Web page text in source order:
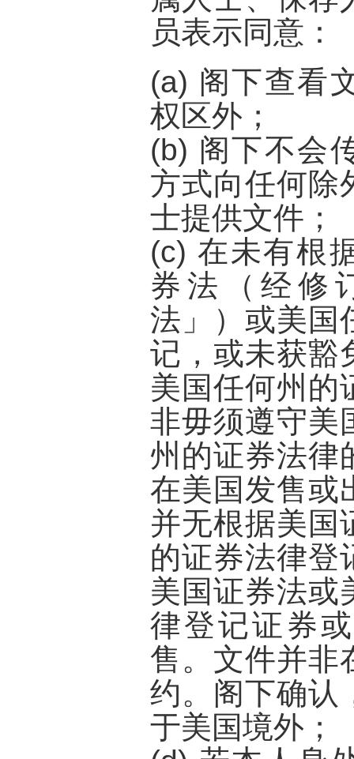
员表示同意：
(a) 阁下查看
权区外；
(b) 阁下不会
方式向任何除
士提供文件；
(c) 在未有根
券法（经修
法 」）或美
记，或未获豁
美国任何州的
非毋须遵守美
州的证券法律
在美国发售或
并无根据美国
的证券法律登
美国证券法或
律登记证券
售。文件并非
约。阁下确认
于美国境外；